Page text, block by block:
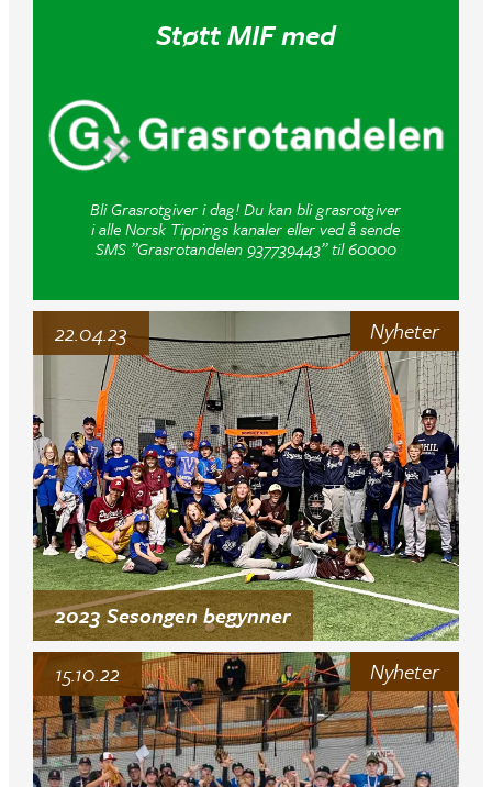
Støtt MIF med
Bli Grasrotgiver i dag! Du kan bli grasrotgiver
i alle Norsk Tippings kanaler eller ved å sende
SMS ”Grasrotandelen 937739443” til 60000
Nyheter
2023 Sesongen begynner
22.04.23
Nyheter
15.10.22